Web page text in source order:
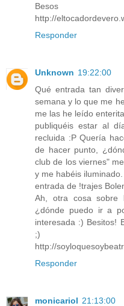
Besos
http://
Responder
Unknown 19:22:00
Qué entrada tan
semana y lo que me
me las he leído
publiquéis estar al
recluida :P Quería
de hacer punto,
club de los viernes"
y me habéis
entrada de !trajes
Ah, otra cosa sobre
¿dónde puedo ir a
interesada :) Besitos!
;)
http://
Responder
monicariol 21:13:00